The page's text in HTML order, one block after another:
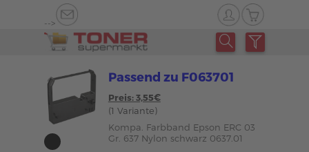
-->
Passend zu F063701
Preis: 3,55€
(1 Variante)
Kompa. Farbband Epson ERC 03
Gr. 637 Nylon schwarz 0637.01